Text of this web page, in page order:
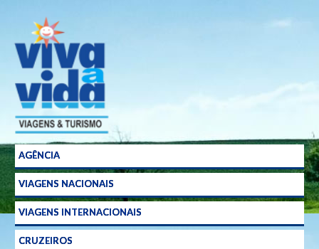
AGÊNCIA
VIAGENS NACIONAIS
VIAGENS INTERNACIONAIS
CRUZEIROS